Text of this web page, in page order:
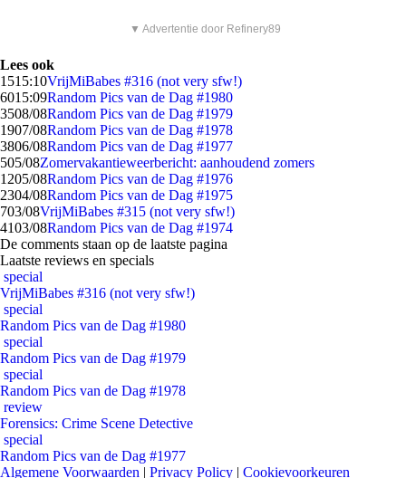
▼ Advertentie door Refinery89
Lees ook
1515:10VrijMiBabes #316 (not very sfw!)
6015:09Random Pics van de Dag #1980
3508/08Random Pics van de Dag #1979
1907/08Random Pics van de Dag #1978
3806/08Random Pics van de Dag #1977
505/08Zomervakantieweerbericht: aanhoudend zomers
1205/08Random Pics van de Dag #1976
2304/08Random Pics van de Dag #1975
703/08VrijMiBabes #315 (not very sfw!)
4103/08Random Pics van de Dag #1974
De comments staan op de laatste pagina
Laatste reviews en specials
special
VrijMiBabes #316 (not very sfw!)
special
Random Pics van de Dag #1980
special
Random Pics van de Dag #1979
special
Random Pics van de Dag #1978
review
Forensics: Crime Scene Detective
special
Random Pics van de Dag #1977
Algemene Voorwaarden | Privacy Policy | Cookievoorkeuren